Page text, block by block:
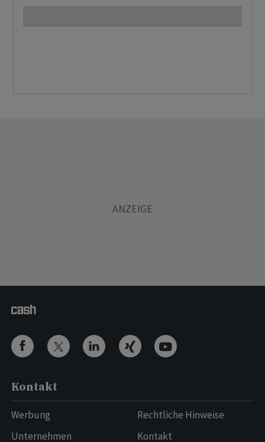
Kontakt
Werbung
Unternehmen
Rechtliche Hinweise
Kontakt